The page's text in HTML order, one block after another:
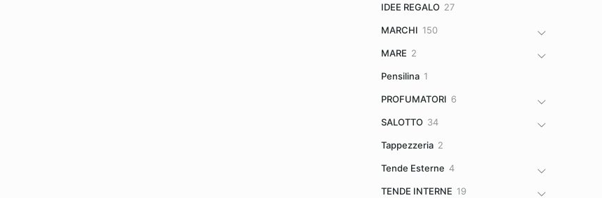
IDEE REGALO 2727
MARCHI 150150
MARE 22
Pensilina 11
PROFUMATORI 66
SALOTTO 3434
Tappezzeria 22
Tende Esterne 44
TENDE INTERNE 1919